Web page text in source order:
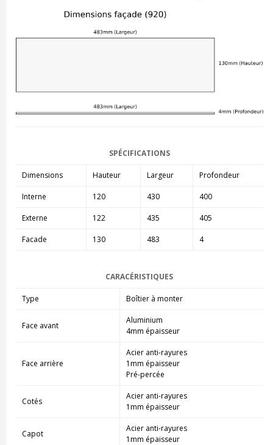
SPÉCIFICATIONS
Dimensions Hauteur Largeur Profondeur
Interne 120 430 400
Externe 122 435 405
Facade 130 483 4
CARACÉRISTIQUES
Type Boîtier à monter
Face avant
Aluminium
4mm épaisseur
Face arrière
Acier anti-rayures
1mm épaisseur
Pré-percée
Cotés
Acier anti-rayures
1mm épaisseur
Capot
Acier anti-rayures
1mm épaisseur